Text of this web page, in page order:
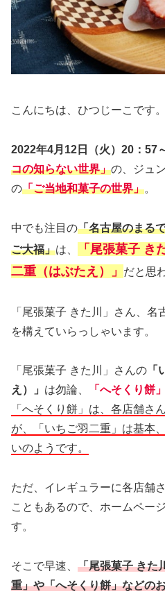
こんにちは、ひつじーこです。
2022年4月12日（火）20：57
コの知らない世界」の、ジュ
の「ご当地和菓子の世界」。
中でも注目の「名古屋のまる
ご大福」は、 「尾張菓子 き
二重（はぶたえ）」
だと思
「尾張菓子 きた川」さん、
を構えていらっしゃいます。
「尾張菓子 きた川」さんの
え）」 は勿論、 「へそくり餅」
「へそくり餅」は、各店舗さ
が、「いちご羽二重」は基本、
いのようです。
ただ、イレギュラーに各店舗
こともあるので、ホームペー
す。
そこで早速、 「尾張菓子 きた
重」や「へそくり餅」などの